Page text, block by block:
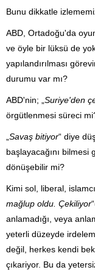
Bunu dikkatle
ABD, Ortadoğu'da
ve öyle bir lüksü de
yapılandırılması
durumu var mı?
ABD'nin; „ Suriye'den
örgütlenmesi süreci
Savaş bitiyor“ diye
başlayacağını bilmesi
dönüşebilir mi?
Kimi sol, liberal,
mağlup oldu. Çekiliyor
anlamadığı, veya
yeterli düzeyde
değil, herkes kendi
çıkariyor. Bu da